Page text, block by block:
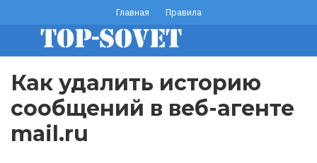
основному
содержанию
footer
menu
Главная Правила
Как удалить историю
сообщений в веб-агенте
mail.ru